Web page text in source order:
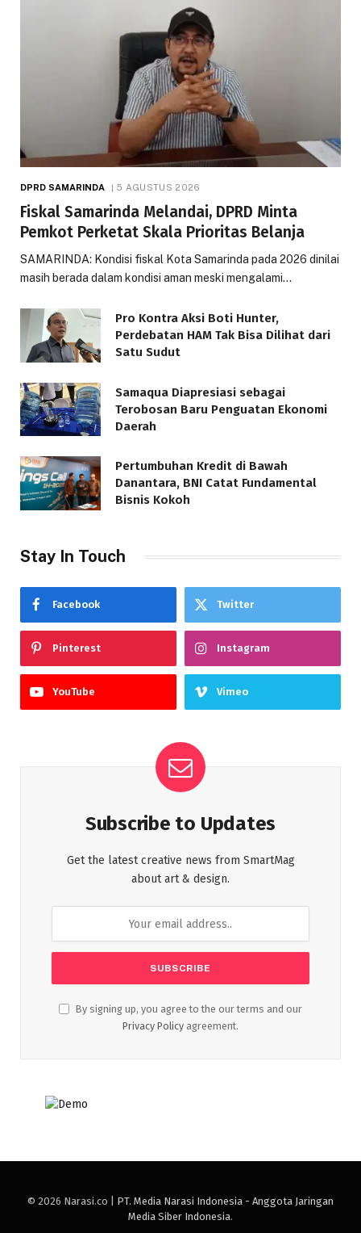
DPRD SAMARINDA 5 AGUSTUS 2026
Fiskal Samarinda Melandai, DPRD Minta
Pemkot Perketat Skala Prioritas Belanja
SAMARINDA: Kondisi fiskal Kota Samarinda pada 2026 dinilai
masih berada dalam kondisi aman meski mengalami…
Pro Kontra Aksi Boti Hunter,
Perdebatan HAM Tak Bisa Dilihat dari
Satu Sudut
Samaqua Diapresiasi sebagai
Terobosan Baru Penguatan Ekonomi
Daerah
Pertumbuhan Kredit di Bawah
Danantara, BNI Catat Fundamental
Bisnis Kokoh
Stay In Touch
Facebook Twitter
Pinterest Instagram
YouTube Vimeo
Subscribe to Updates
Get the latest creative news from SmartMag
about art & design.
By signing up, you agree to the our terms and our
Privacy Policy agreement.
© 2026 Narasi.co | PT. Media Narasi Indonesia - Anggota Jaringan
Media Siber Indonesia.